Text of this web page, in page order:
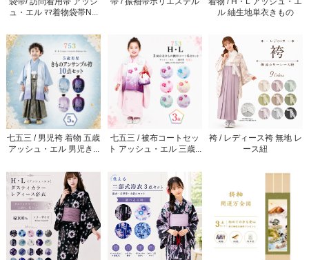
ュ・エル ﾏﾏ着物袋帯N...
ル 紬生地単衣きもの
七五三 / 男児袴 着物 五歳
アッシュ・エル 男児き...
七五三 / 被布コートセッ
ト アッシュ・エル 三歳...
袴 / レディース袴 無地 レ
ース紐